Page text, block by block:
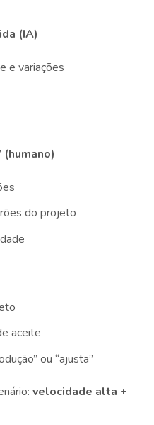
(IA)
e variações
(humano)
do projeto
aceite
ou “ajusta”
velocidade alta +